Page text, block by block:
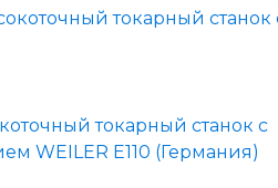
токарный станок с
WEILER E110 (Германия)